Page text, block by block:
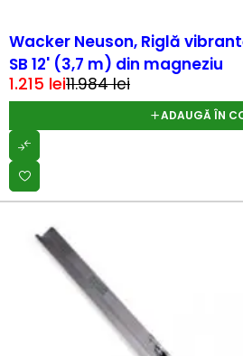
Wacker Neuson, Riglă
SB 12' (3,7 m) din magneziu
11.984lei
1.215 lei
ADAUGĂ ÎN